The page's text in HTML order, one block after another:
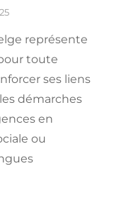
représente
toute
ses liens
démarches
en
ou